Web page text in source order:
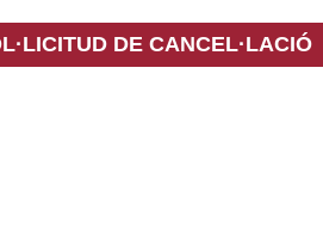
DE CANCEL·LACIÓ